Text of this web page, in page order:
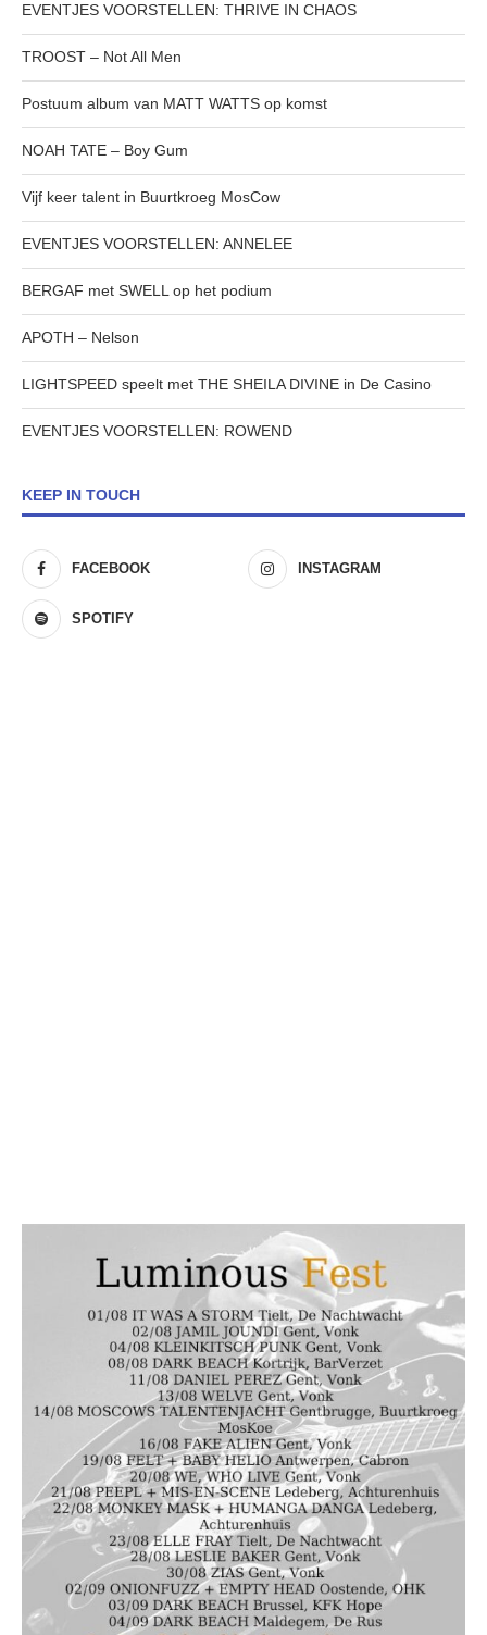
EVENTJES VOORSTELLEN: THRIVE IN CHAOS
TROOST – Not All Men
Postuum album van MATT WATTS op komst
NOAH TATE – Boy Gum
Vijf keer talent in Buurtkroeg MosCow
EVENTJES VOORSTELLEN: ANNELEE
BERGAF met SWELL op het podium
APOTH – Nelson
LIGHTSPEED speelt met THE SHEILA DIVINE in De Casino
EVENTJES VOORSTELLEN: ROWEND
KEEP IN TOUCH
FACEBOOK INSTAGRAM
SPOTIFY